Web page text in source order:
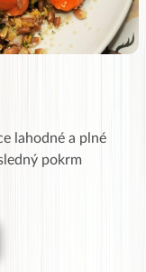
lahodné a plné
pokrm